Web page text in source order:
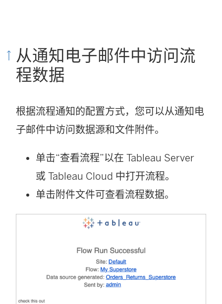
从通知电子邮件中访问流
程数据
根据流程通知的配置方式，您可以从通知电
子邮件中访问数据源和文件附件。
单击“查看流程”以在 Tableau Server
或 Tableau Cloud 中打开流程。
单击附件文件可查看流程数据。